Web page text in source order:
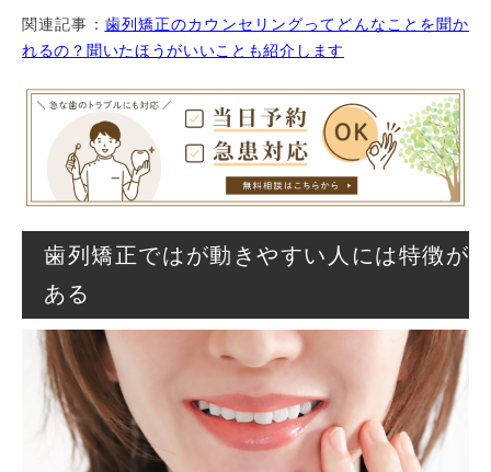
関連記事： 歯列矯正のカウンセリングってどんなことを聞か
れるの？聞いたほうがいいことも紹介します
歯列矯正ではが動きやすい人には特徴が
ある